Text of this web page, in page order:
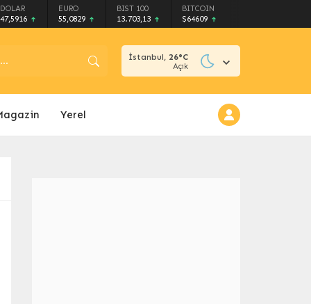
DOLAR
47,5916
EURO
55,0829
BIST 100
13.703,13
BITCOIN
$64609
İstanbul, 26°C
Açık
Yerel